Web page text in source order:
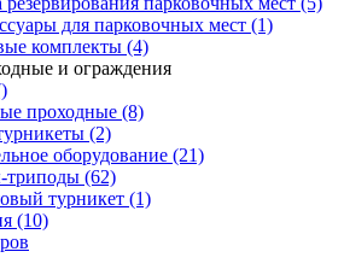
для парковочных мест (1)
комплекты (4)
и ограждения
проходные (8)
(2)
оборудование (21)
триподы (62)
турникет (1)
(10)